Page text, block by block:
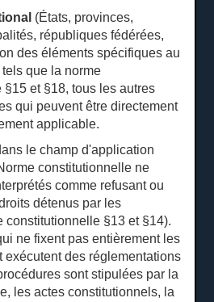
(États, provinces,
républiques fédérées,
des éléments spécifiques au
que la norme
et §18, tous les autres
qui peuvent être directement
applicable.
le champ d'application
constitutionnelle ne
comme refusant ou
détenus par les
constitutionnelle §13 et §14).
ne fixent pas entièrement les
exécutent des réglementations
sont stipulées par la
les actes constitutionnels, la